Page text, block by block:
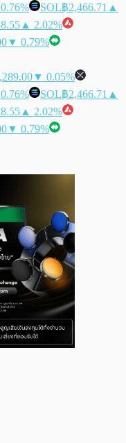
SOL฿2,466.71 ▲
▲ 2.02%
▼ 0.79%
▼ 0.05%
SOL฿2,466.71 ▲
▲ 2.02%
▼ 0.79%